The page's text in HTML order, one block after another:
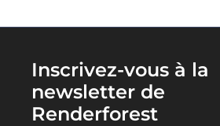
Inscrivez-vous à la
newsletter de
Renderforest